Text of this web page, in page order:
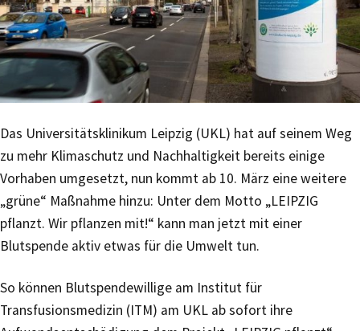
Das Universitätsklinikum Leipzig (UKL) hat auf seinem Weg
zu mehr Klimaschutz und Nachhaltigkeit bereits einige
Vorhaben umgesetzt, nun kommt ab 10. März eine weitere
„grüne“ Maßnahme hinzu: Unter dem Motto „LEIPZIG
pflanzt. Wir pflanzen mit!“ kann man jetzt mit einer
Blutspende aktiv etwas für die Umwelt tun.
So können Blutspendewillige am Institut für
Transfusionsmedizin (ITM) am UKL ab sofort ihre